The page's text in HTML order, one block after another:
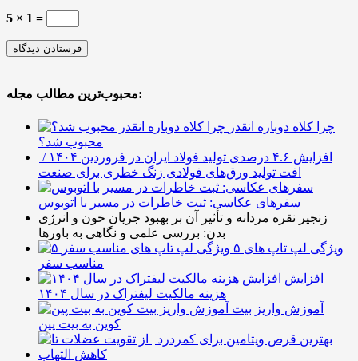
5 × 1 =
محبوب‌ترین مطالب مجله:
چرا کلاه دوباره انقدر
محبوب شد؟
افزایش ۴.۶ درصدی تولید فولاد ایران در فروردین ۱۴۰۴ /
افت تولید ورق‌های فولادی زنگ خطری برای صنعت
سفرهای عکاسی: ثبت خاطرات در مسیر با اتوبوس
زنجیر نقره مردانه و تأثیر آن بر بهبود جریان خون و انرژی
بدن: بررسی علمی و نگاهی به باورها
۵ ویژگی لپ تاپ های
مناسب سفر
افزایش
هزینه مالکیت لیفتراک در سال ۱۴۰۴
آموزش واریز بیت
کوین به بیت پین